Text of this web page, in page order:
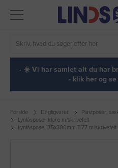
· ☀️ Vi har samlet alt du har
- klik her og
Forside Dagligvarer Plastposer,
Lynlåsposer klare m/skrivefelt
Lynlåspose 175x300mm T-77 m/